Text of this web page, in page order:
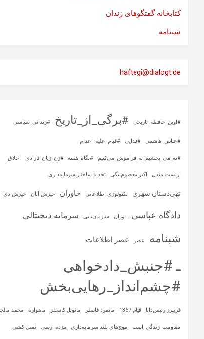
کتابخانه گفتگوهای زندان
شبنامه
haftegi@dialogt.de
#اوین_حافظه_تاریخی #برگی_از_تاریخ #زندانی_سیاسی
#عباس_هاشمی #فدایی #قیام_علیه_اعدام
#نه_می_بخشیم_نه_فراموش_می‌کنیم #نگاه_هفته #ژن_ژیان_ئازادی اخلاق
ارنست مندل اکبر معصوم‌بیگی تجدید ساختار سرمایه‌داری
تهی‌دستان شهری تکنولوژی اطلاعاتی خاوران خیزش آبان خیزش دی
دادگاه عباسی دوران سازمان‌یابی سرمایه‌ دیجیتالی
شبنامه عصر عصر اطلاعات
ـ #جنبش_دادخواهی
#چشم‌انداز_رهایی‌بخش
فریبرز رئیس‌دانا قیام 1357 مانفرد فاسلر مانوئل کاستلز ماهواره‌ محمد
مقاومت_زندگی_است موج‌های بلند سرمایه‌داری مژده ارسی نسل کشی